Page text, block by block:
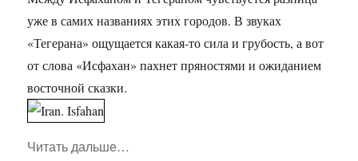
уже в самих названиях этих городов. В звуках
«Тегерана» ощущается какая-то сила и грубость, а вот
от слова «Исфахан» пахнет пряностями и ожиданием
восточной сказки.
Читать дальше«Иран. Часть 4. Исфахан»
…